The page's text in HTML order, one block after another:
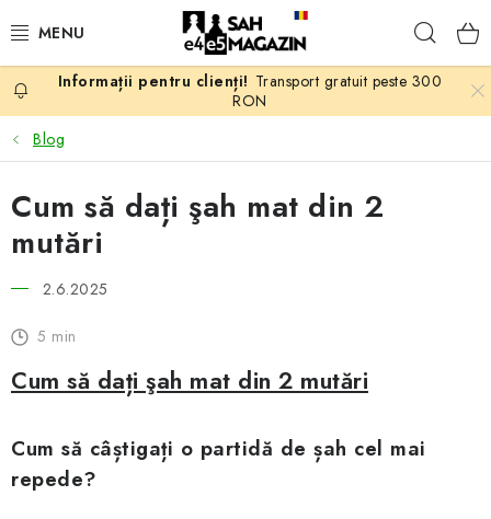
PROMOTII
ȘAH
PIESE DE ȘAH
CĂRȚI DE ȘAH
ANTICARIAT
ȘAH ONLINE
Transport gratuit peste 300
RON
Blog
Cum să dați şah mat din 2
mutări
2.6.2025
5 min
Cum să dați şah mat din 2 mutări
Cum să câștigați o partidă de șah cel mai
repede?